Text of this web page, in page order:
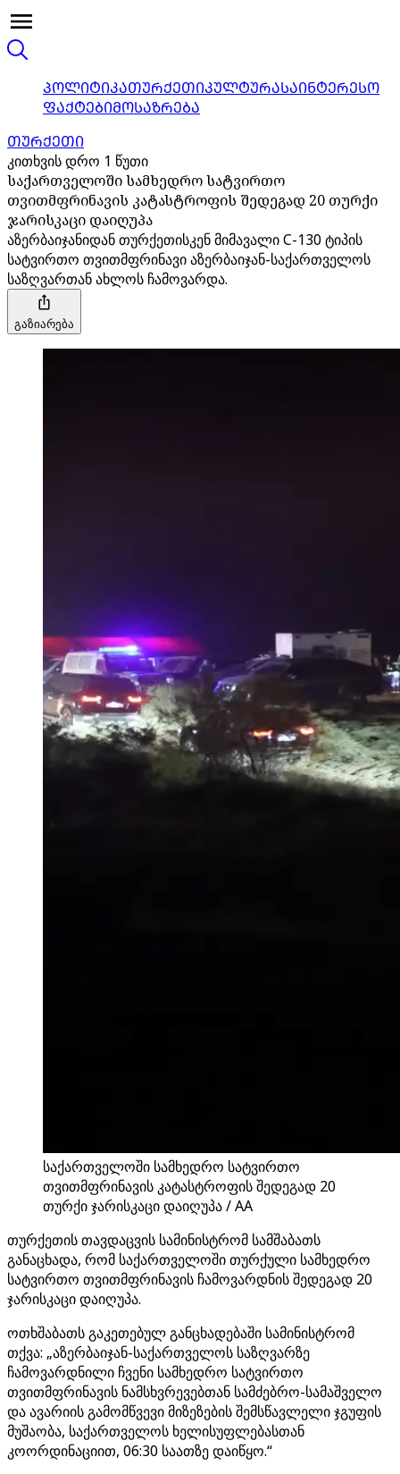
ᲞᲝᲚᲘᲢᲘᲙᲐᲗᲣᲠᲥᲔᲗᲘᲙᲣᲚᲢᲣᲠᲐᲡᲐᲘᲜᲢᲔᲠᲔᲡᲝ
ᲤᲐᲥᲢᲔᲑᲘᲛᲝᲡᲐᲖᲠᲔᲑᲐ
ᲗᲣᲠᲥᲔᲗᲘ
კითხვის დრო 1 წუთი
საქართველოში სამხედრო სატვირთო
თვითმფრინავის კატასტროფის შედეგად 20 თურქი
ჯარისკაცი დაიღუპა
აზერბაიჯანიდან თურქეთისკენ მიმავალი C-130 ტიპის
სატვირთო თვითმფრინავი აზერბაიჯან-საქართველოს
საზღვართან ახლოს ჩამოვარდა.
გაზიარება
საქართველოში სამხედრო სატვირთო
თვითმფრინავის კატასტროფის შედეგად 20
თურქი ჯარისკაცი დაიღუპა / AA
თურქეთის თავდაცვის სამინისტრომ სამშაბათს
განაცხადა, რომ საქართველოში თურქული სამხედრო
სატვირთო თვითმფრინავის ჩამოვარდნის შედეგად 20
ჯარისკაცი დაიღუპა.
ოთხშაბათს გაკეთებულ განცხადებაში სამინისტრომ
თქვა: „აზერბაიჯან-საქართველოს საზღვარზე
ჩამოვარდნილი ჩვენი სამხედრო სატვირთო
თვითმფრინავის ნამსხვრევებთან სამძებრო-სამაშველო
და ავარიის გამომწვევი მიზეზების შემსწავლელი ჯგუფის
მუშაობა, საქართველოს ხელისუფლებასთან
კოორდინაციით, 06:30 საათზე დაიწყო.“